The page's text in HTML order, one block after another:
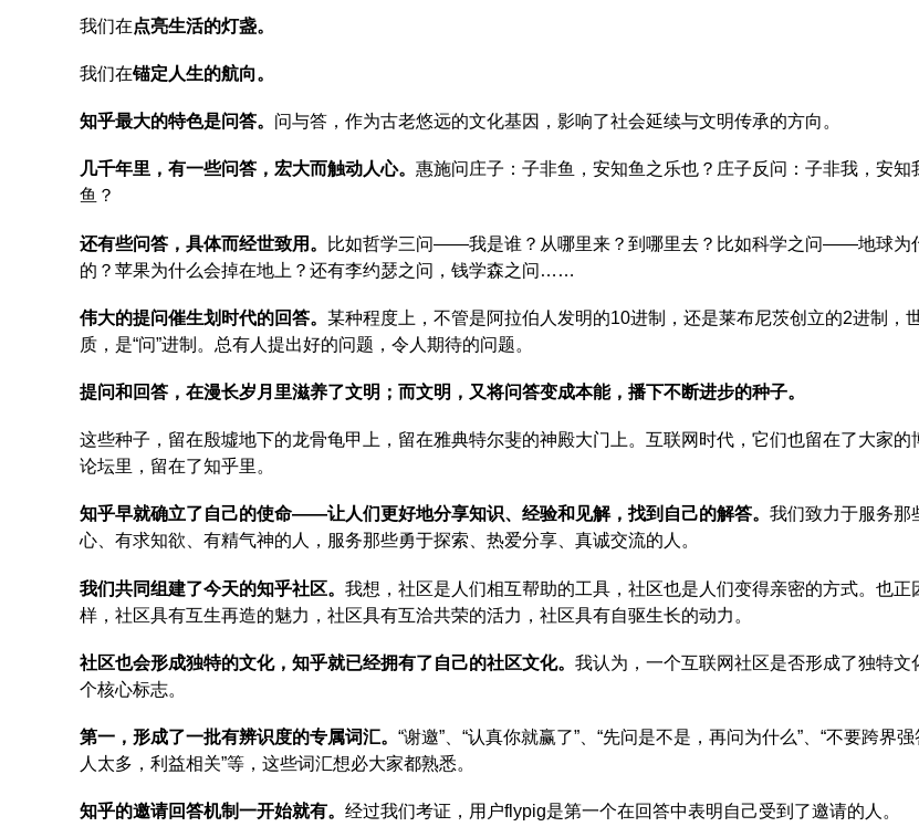
我们在点亮生活的灯盏。
我们在锚定人生的航向。
知乎最大的特色是问答。 问与答，作为古老悠远的文化基因，影响了社会延续与文明传承的方向。
几千年里，有一些问答，宏大而触动人心。 惠施问庄子：子非鱼，安知鱼之乐也？庄子反问：子非我，安知
鱼？
还有些问答，具体而经世致用。
比如哲学三问——我是谁？从哪里来？到哪里去？比如科学之问——地球为
的？苹果为什么会掉在地上？还有李约瑟之问，钱学森之问……
伟大的提问催生划时代的回答。 某种程度上，不管是阿拉伯人发明的10进制，还是莱布尼茨创立的2进制，
质，是“问”进制。总有人提出好的问题，令人期待的问题。
提问和回答，在漫长岁月里滋养了文明；而文明，又将问答变成本能，播下不断进步的种子。
这些种子，留在殷墟地下的龙骨龟甲上，留在雅典特尔斐的神殿大门上。互联网时代，它们也留在了大家的
论坛里，留在了知乎里。
知乎早就确立了自己的使命——让人们更好地分享知识、经验和见解，找到自己的解答。 我们致力于服务那
心、有求知欲、有精气神的人，服务那些勇于探索、热爱分享、真诚交流的人。
我们共同组建了今天的知乎社区。 我想，社区是人们相互帮助的工具，社区也是人们变得亲密的方式。也正
样，社区具有互生再造的魅力，社区具有互洽共荣的活力，社区具有自驱生长的动力。
社区也会形成独特的文化，知乎就已经拥有了自己的社区文化。 我认为，一个互联网社区是否形成了独特文
个核心标志。
第一，形成了一批有辨识度的专属词汇。 “谢邀”、“认真你就赢了”、“先问是不是，再问为什么”、“不要跨界强
人太多，利益相关”等，这些词汇想必大家都熟悉。
知乎的邀请回答机制一开始就有。 经过我们考证，用户flypig是第一个在回答中表明自己受到了邀请的人。